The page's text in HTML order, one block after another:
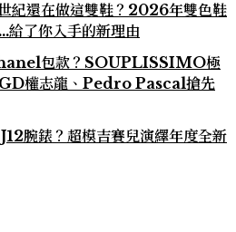
紀還在做這雙鞋？2026年雙色鞋
給了你入手的新理由
包款？SOUPLISSIMO極
GD權志龍、Pedro Pascal搶先
腕錶？超模吉賽兒演繹年度全新